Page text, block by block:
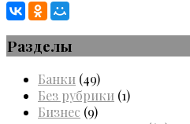
Разделы
Банки (49)
Без рубрики (1)
Бизнес (9)